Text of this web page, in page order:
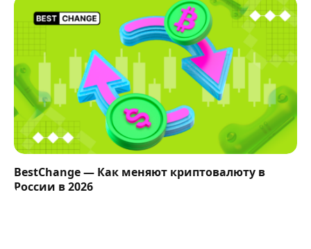
BestChange — Как меняют криптовалюту в
России в 2026